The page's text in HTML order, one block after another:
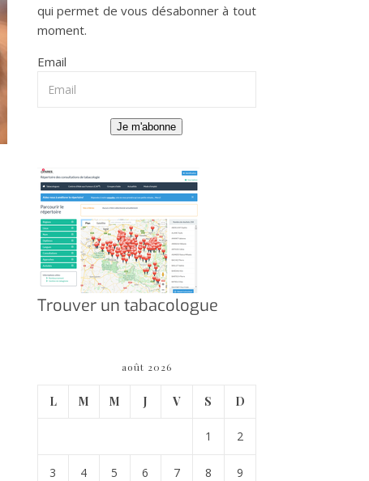
qui permet de vous désabonner à tout
moment.
Email
Je m'abonne
Trouver un tabacologue
août 2026
L M M J V S D
1 2
3 4 5 6 7 8 9